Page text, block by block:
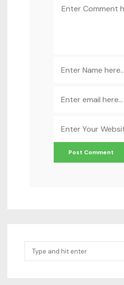
Search
for: